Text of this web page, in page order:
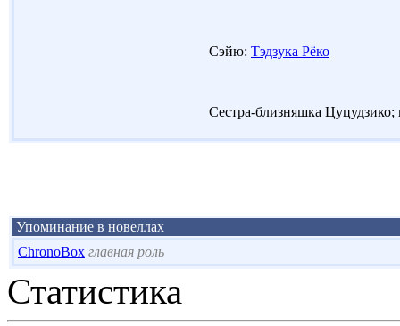
Сэйю: Тэдзука Рёко
Сестра-близняшка Цуцудзико;
Упоминание в новеллах
ChronoBox главная роль
Статистика